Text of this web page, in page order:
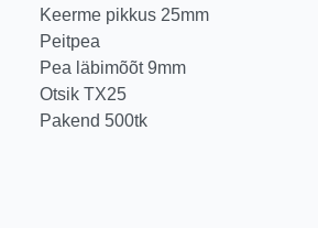
Keerme pikkus 25mm
Peitpea
Pea läbimõõt 9mm
Otsik TX25
Pakend 500tk